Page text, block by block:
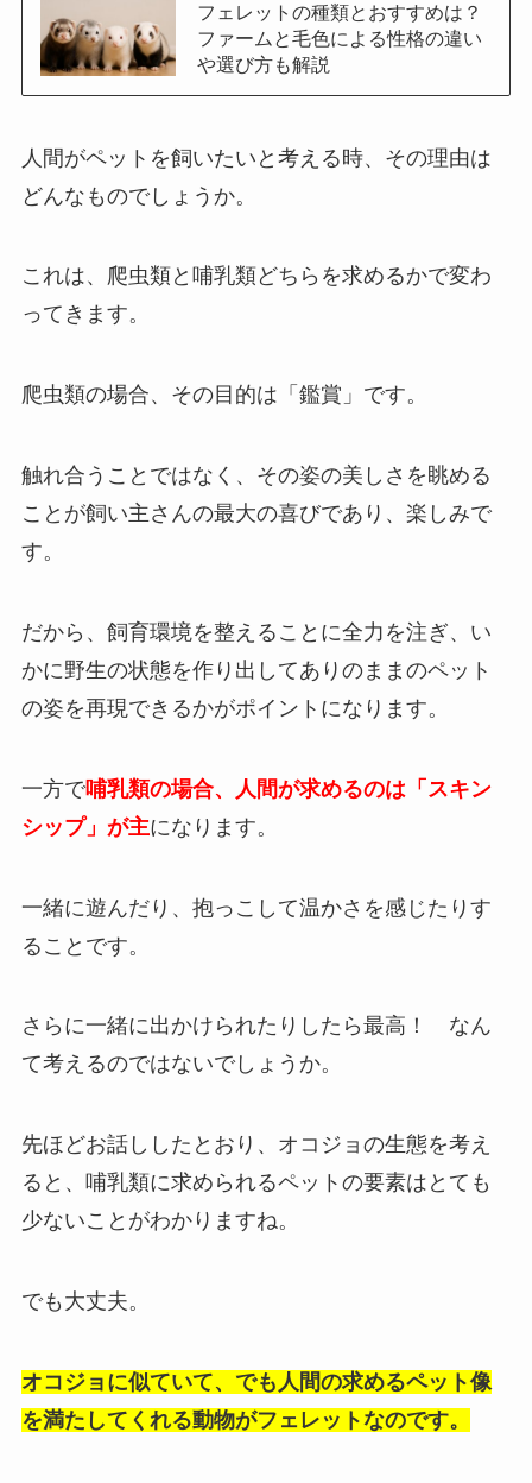
フェレットの種類とおすすめは？
ファームと毛色による性格の違い
や選び方も解説
人間がペットを飼いたいと考える時、その理由は
どんなものでしょうか。
これは、爬虫類と哺乳類どちらを求めるかで変わ
ってきます。
爬虫類の場合、その目的は「鑑賞」です。
触れ合うことではなく、その姿の美しさを眺める
ことが飼い主さんの最大の喜びであり、楽しみで
す。
だから、飼育環境を整えることに全力を注ぎ、い
かに野生の状態を作り出してありのままのペット
の姿を再現できるかがポイントになります。
一方で哺乳類の場合、人間が求めるのは「スキン
シップ」が主になります。
一緒に遊んだり、抱っこして温かさを感じたりす
ることです。
さらに一緒に出かけられたりしたら最高！ なん
て考えるのではないでしょうか。
先ほどお話ししたとおり、オコジョの生態を考え
ると、哺乳類に求められるペットの要素はとても
少ないことがわかりますね。
でも大丈夫。
オコジョに似ていて、でも人間の求めるペット像
を満たしてくれる動物がフェレットなのです。